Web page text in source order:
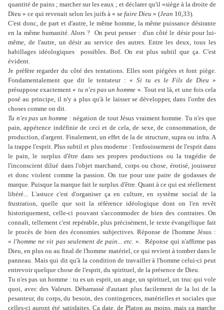
quantité de pains ; marcher sur les eaux ; et déclarer qu'il «siège à la droite de
Dieu » ce qui revenait selon les juifs à « se faire Dieu » (Jean 10,33).
C'est donc, de part et d'autre, le même homme, la même puissance désirante
en la même humanité. Alors ? On peut penser : d'un côté le désir pour lui-
même, de l'autre, un désir au service des autres. Entre les deux, tous les
habillages idéologiques possibles. Bof. On est plus subtil que ça. C'est
évident.
Je préfère regarder du côté des tentations. Elles sont piégées et font piège.
Fondamentalement que dit le tentateur : « Si tu es le Fils de Dieu »
présuppose exactement « tu n'es pas un homme ». Tout est là, et une fois cela
posé au principe, il n'y a plus qu'à le laisser se développer, dans l'ordre des
choses comme on dit.
Tu n'es pas un homme : négation de tout Jésus vraiment homme. Tu n'es que
pain, appétence indéfinie de ceci et de cela, de sexe, de consommation, de
production, d'argent. Finalement, un effet de la de structure, supra ou infra. A
la trappe l'esprit. Plus subtil et plus moderne : l'enfouissement de l'esprit dans
le pain, le surplus d'être dans ses propres productions ou la tragédie de
l'inconscient dilué dans l'objet marchand, corps ou chose, érotisé, jouisseur
et donc violent comme la passion. On tue pour une paire de godasses de
marque. Puisque la marque fait le surplus d'être. Quant à ce qui est réellement
libéré... L'astuce c'est d'organiser ça en culture, en système social de la
frustration, quelle que soit la référence idéologique dont on l'en revêt
historiquement, celle-ci pouvant s'accommoder de bien des contraires. On
connaît, tellement c'est repérable, plus précisément, le texte évangélique fait
le procès de bien des économies subjectives. Réponse de l'homme Jésus :
«l'homme ne vit pas seulement de pain... etc.». Réponse qui n'affirme pas
Dieu, en plus ou au final de l'homme matériel, ce qui revient à tomber dans le
panneau. Mais qui dit qu'à la condition de travailler à l'homme celui-ci peut
entrevoir quelque chose de l'esprit, du spirituel, de la présence de Dieu.
Tu n'es pas un homme : tu es un esprit, un ange, un spirituel, un truc qui vole
quoi, avec des Valeurs. Débarrassé d'autant plus facilement de la loi de la
pesanteur, du corps, du besoin, des contingences, matérielles et sociales que
celles-ci auront été satisfaites. Ça date, de Platon au moins, mais ça marche